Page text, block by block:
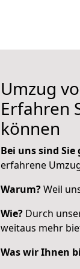
Umzug
Erfahren
können
Bei uns sind
erfahrene
Warum?Weil
Wie? Durch
weitaus mehr
Was wir Ihnen